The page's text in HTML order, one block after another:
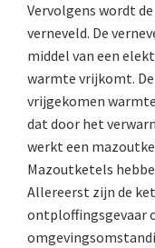
Vervolgens wordt
verneveld. De
middel van een
warmte vrijkomt.
vrijgekomen
dat door het
werkt een
Mazoutketels
Allereerst zijn de
ontploffingsgevaar